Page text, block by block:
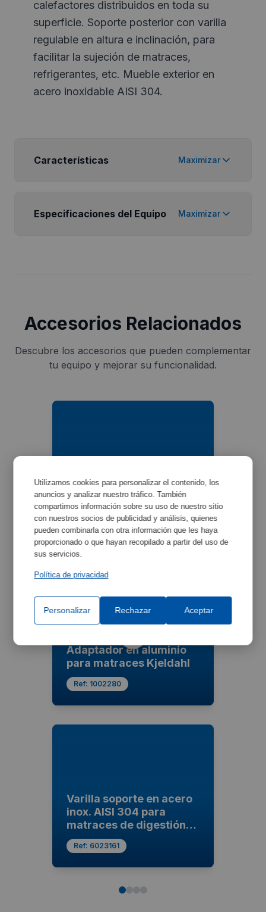
calefactores distribuidos en toda su
superficie. Soporte posterior con varilla
regulable en altura e inclinación, para
facilitar la sujeción de matraces,
refrigerantes, etc. Mueble exterior en
acero inoxidable AISI 304.
Características Maximizar
Especificaciones del Equipo Maximizar
Accesorios Relacionados
Descubre los accesorios que pueden complementar
tu equipo y mejorar su funcionalidad.
Adaptador en aluminio
para matraces Kjeldahl
Ref:1002290
Adaptador en aluminio
para matraces Kjeldahl
Ref: 1002280
Varilla soporte en acero
inox. AISI 304 para
matraces de digestión
de Kjeldahl
Ref: 6023161
Utilizamos cookies para personalizar el contenido, los
anuncios y analizar nuestro tráfico. También
compartimos información sobre su uso de nuestro sitio
con nuestros socios de publicidad y análisis, quienes
pueden combinarla con otra información que les haya
proporcionado o que hayan recopilado a partir del uso de
sus servicios.
Política de privacidad
Personalizar Rechazar Aceptar